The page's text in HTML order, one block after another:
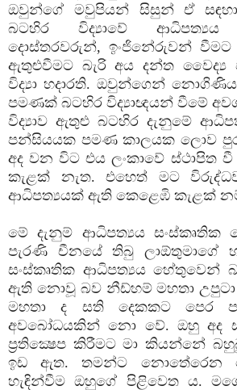
ඔවුන්ගේ මවුපියන් සිසුන් ඒ
බටහිර විද්‍යාවේ ආධිපත්‍යය
දොස්‌තරවරුන්, ඉංජිනේරුවන් වීමට
ඇතුළුවීමට බැරි අය දන්ත වෛද්‍ය
විද්‍යා හදාරති. ඔවුන්ගෙන්
පමණක්‌ බටහිර විද්‍යාඥයන් වීමේ
විද්‍යාව ඇතුළු බටහිර දැනුමේ
පන්සියයක පමණ කාලයක ලොව
අද වන විට එය ලංකාවේ ස්‌ථාපිත
කැළක්‌ නැත. එහෙත් මට
ආධිපත්‍යයක්‌ ඇති කෙළෙඹි කැළක්‌
මේ දැනුම් ආධිපත්‍යය සංස්‌කෘතික
පැරණි චීනයේ තිබු ලාඕතුමාගේ
සංස්‌කෘතික ආධිපත්‍යය හේතුවෙන්
ඇති නොවූ බව නීඩ්හම් මහතා උපුටා
මහතා ද සති දෙකකට පෙර
අවබෝධයකින් නො වේ. ඔහු අද
ප්‍රතික්‍ෂෙප කිරීමට මා කියන්නේ
ඉඩ ඇත. තමන්ට නොතේරෙන
හැඳින්වීම ඔහුගේ පිළිවෙත ය.